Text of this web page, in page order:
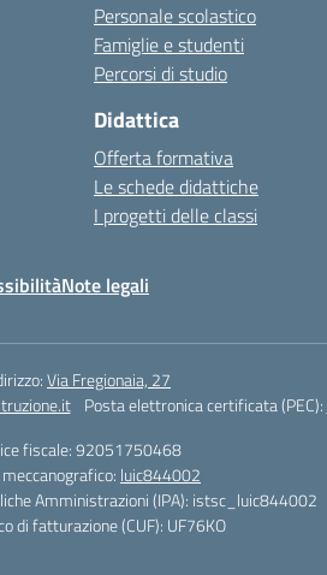
Personale scolastico
Famiglie e studenti
Percorsi di studio
Didattica
Offerta formativa
Le schede didattiche
I progetti delle classi
Note legali
Via Fregionaia, 27
Posta elettronica certificata (PEC):
fiscale: 92051750468
meccanografico: luic844002
Amministrazioni (IPA): istsc_luic844002
di fatturazione (CUF): UF76KO